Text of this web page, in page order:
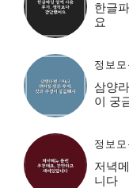
한글
요
정보모
삼양
이 궁
정보모
저녁
니다